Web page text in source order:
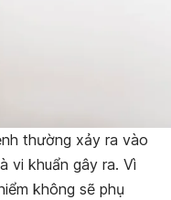
thường xảy ra vào
vi khuẩn gây ra. Vì
không sẽ phụ